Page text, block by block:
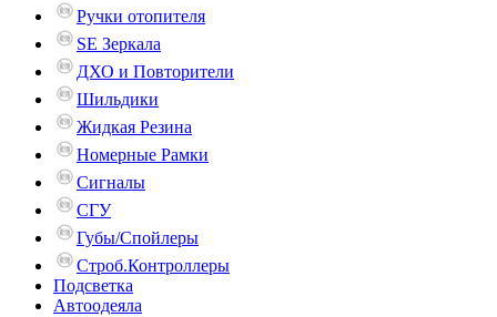
Ручки отопителя
SE Зеркала
ДХО и Повторители
Шильдики
Жидкая Резина
Номерные Рамки
Сигналы
СГУ
Губы/Спойлеры
Строб.Контроллеры
Подсветка
Автоодеяла